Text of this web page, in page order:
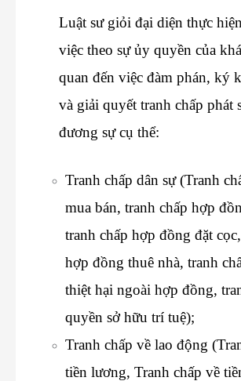
Luật sư giỏi đại diện thực
việc theo sự ủy quyền của
quan đến việc đàm phán, ký
và giải quyết tranh chấp phát
đương sự cụ thể:
Tranh chấp dân sự (Tranh
mua bán, tranh chấp hợp
tranh chấp hợp đồng đặt
hợp đồng thuê nhà, tranh
thiệt hại ngoài hợp đồng,
quyền sở hữu trí tuệ);
Tranh chấp về lao động
tiền lương, Tranh chấp về